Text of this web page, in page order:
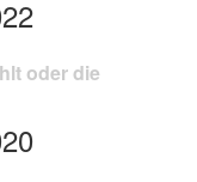
oder die